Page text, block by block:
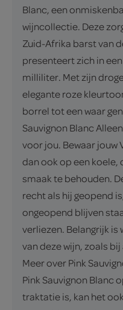
Blanc, een
wijncollectie. Deze
Zuid-Afrika barst van
presenteert zich in
milliliter. Met zijn
elegante roze
borrel tot een waar
Sauvignon Blanc
voor jou. Bewaar jouw
dan ook op een
smaak te behouden.
recht als hij geopend
ongeopend blijven
verliezen. Belangrijk
van deze wijn, zoals
Meer over Pink
Pink Sauvignon Blanc
traktatie is, kan het